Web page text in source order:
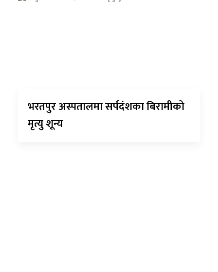
भरतपुर अस्पतालमा सर्पदंशका बिरामीको
मृत्यु शून्य